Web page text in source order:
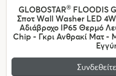
GLOBOSTAR® FLOODIS
Σποτ Wall Washer LED
Αδιάβροχο IP65 Θερμό
Chip - Γκρι Ανθρακί Ματ -